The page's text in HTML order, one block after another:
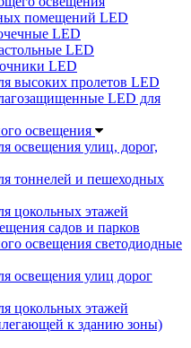
помещений LED
LED
LED
LED
высоких пролетов LED
LED для
освещения
освещения улиц, дорог,
тоннелей и пешеходных
цокольных этажей
садов и парков
освещения светодиодные
освещения улиц дорог
цокольных этажей
к зданию зоны)